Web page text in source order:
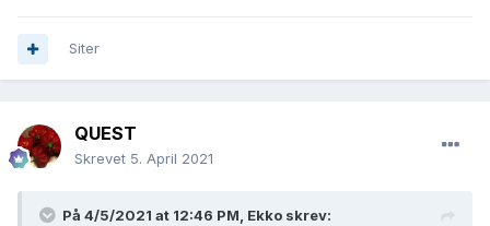
Siter
QUEST
Skrevet 5. April 2021
På 4/5/2021 at 12:46 PM, Ekko skrev: